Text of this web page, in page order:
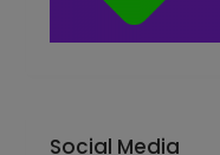
Social Media